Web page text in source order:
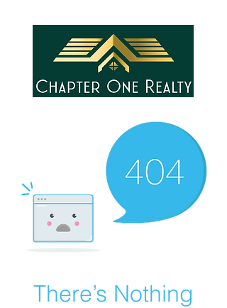
There’s Nothing